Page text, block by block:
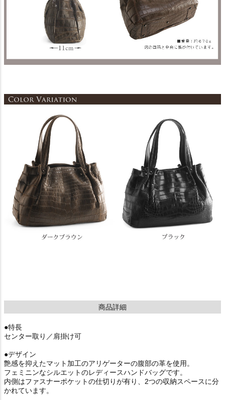
商品詳細
●特長
センター取り／肩掛け可
●デザイン
艶感を抑えたマット加工のアリゲーターの腹部の革を使用。
フェミニンなシルエットのレディースハンドバッグです。
内側はファスナーポケットの仕切りが有り、2つの収納スペースに分
かれています。